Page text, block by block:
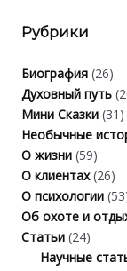
Рубрики
Биография (26)
Духовный путь
Мини Сказки (31)
Необычные
О жизни (59)
О клиентах(26)
О психологии
Об охоте и
Статьи (24)
Научные